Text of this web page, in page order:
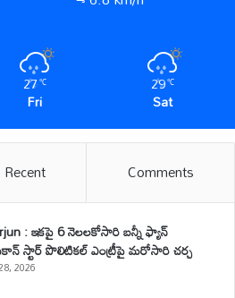
27℃
Fri
29℃
Sat
Recent Comments
: ఇకపై 6 నెలలకోసారి బన్నీ ఫ్యాన్
స్టార్ పొలిటికల్ ఎంట్రీపై మరోసారి చర్చ
2026